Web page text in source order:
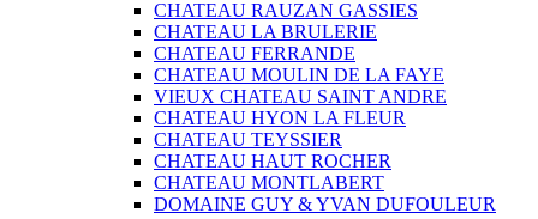
CHATEAU RAUZAN GASSIES
CHATEAU LA BRULERIE
CHATEAU FERRANDE
CHATEAU MOULIN DE LA FAYE
VIEUX CHATEAU SAINT ANDRE
CHATEAU HYON LA FLEUR
CHATEAU TEYSSIER
CHATEAU HAUT ROCHER
CHATEAU MONTLABERT
DOMAINE GUY & YVAN DUFOULEUR